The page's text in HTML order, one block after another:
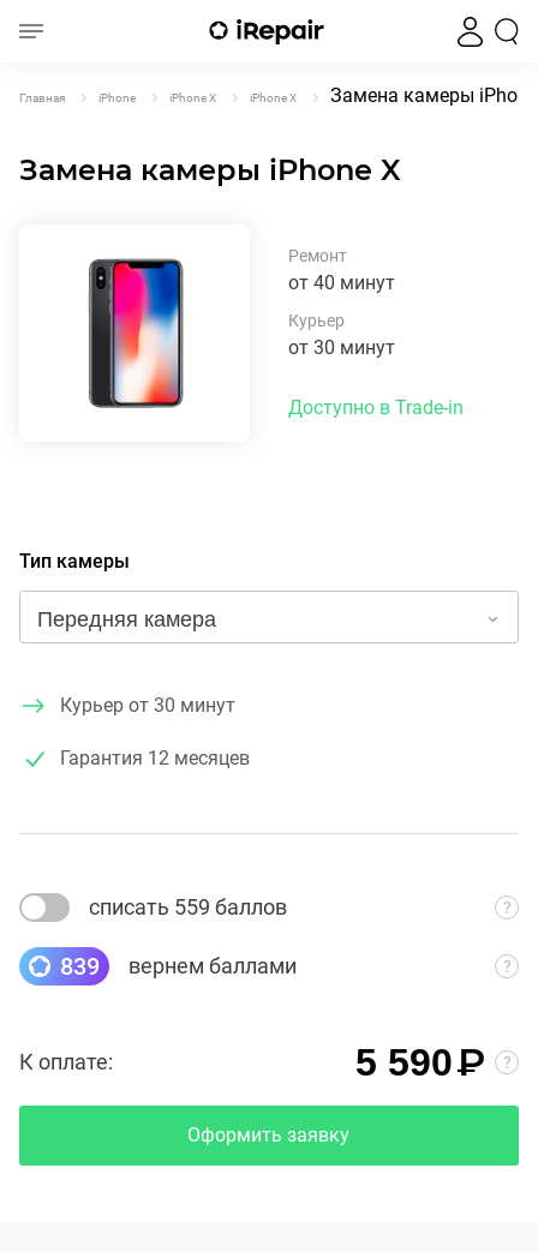
Главная iPhone iPhone X iPhone X Замена камеры
Замена камеры iPhone X
Ремонт
от 40 минут
Курьер
от 30 минут
Доступно в Trade-in
Тип камеры
Курьер от 30 минут
Гарантия 12 месяцев
списать 559 баллов
839 вернем баллами
К оплате: 5 590₽
Оформить заявку